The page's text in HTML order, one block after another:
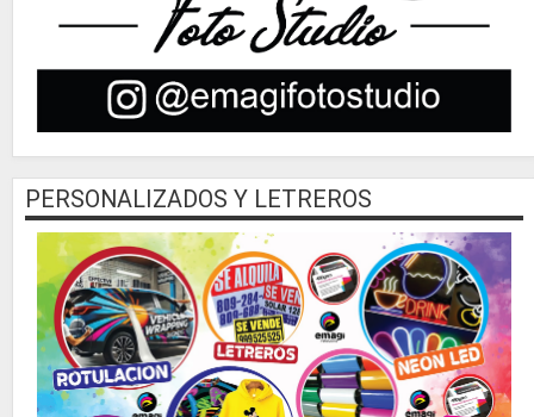
PERSONALIZADOS Y LETREROS